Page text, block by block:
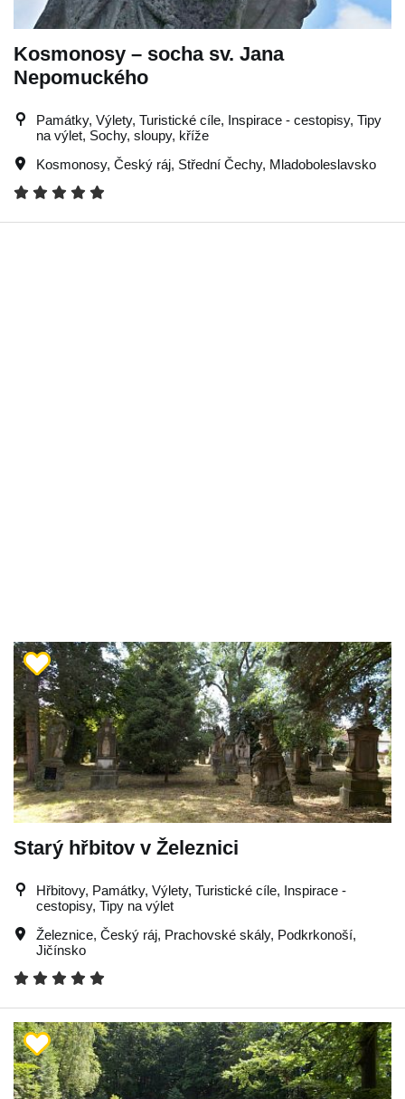
Kosmonosy – socha sv. Jana
Nepomuckého
Památky, Výlety, Turistické cíle, Inspirace - cestopisy, Tipy
na výlet, Sochy, sloupy, kříže
Kosmonosy, Český ráj, Střední Čechy, Mladoboleslavsko
Starý hřbitov v Železnici
Hřbitovy, Památky, Výlety, Turistické cíle, Inspirace -
cestopisy, Tipy na výlet
Železnice, Český ráj, Prachovské skály, Podkrkonoší,
Jičínsko